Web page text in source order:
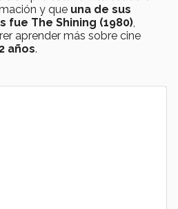
y que una de sus
fue The Shining (1980),
aprender más sobre cine
años.